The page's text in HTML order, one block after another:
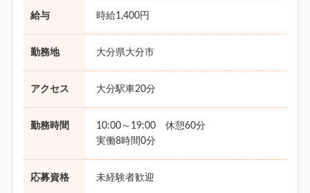
給与 時給1,400円
勤務地 大分県大分市
アクセス 大分駅車20分
勤務時間
10:00～19:00 休憩60分
実働8時間0分
応募資格 未経験者歓迎